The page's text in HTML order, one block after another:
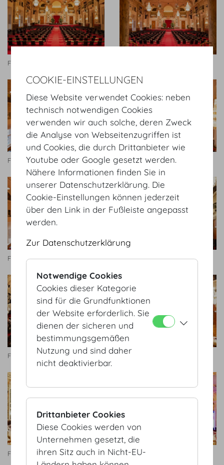
Festsaal
Festsaal Festsaal
Festsaal Festsaal
Festsaal Festsaal © Hofburg Vienna
Festsaal Festsaal
COOKIE-EINSTELLUNGEN
Diese Website verwendet Cookies: neben
technisch notwendigen Cookies
verwenden wir auch solche, deren Zweck
die Analyse von Webseitenzugriffen ist
und Cookies, die durch Drittanbieter wie
Youtube oder Google gesetzt werden.
Nähere Informationen finden Sie in
unserer Datenschutzerklärung. Die
Cookie-Einstellungen können jederzeit
über den Link in der Fußleiste angepasst
werden.
Zur Datenschutzerklärung
Notwendige Cookies
Cookies dieser Kategorie
sind für die Grundfunktionen
der Website erforderlich. Sie
dienen der sicheren und
bestimmungsgemäßen
Nutzung und sind daher
nicht deaktivierbar.
Drittanbieter Cookies
Diese Cookies werden von
Unternehmen gesetzt, die
ihren Sitz auch in Nicht-EU-